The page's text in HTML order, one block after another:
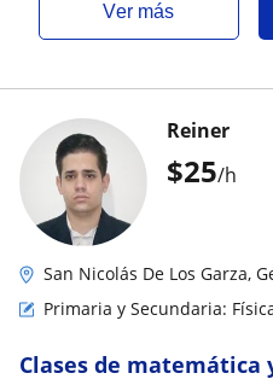
ver más
$25/h
Reiner
San Nicolás De Los Garza,
Primaria y Secundaria:
Clases de matemática